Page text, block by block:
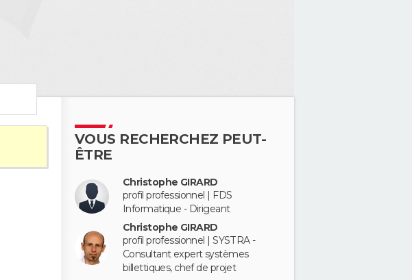
VOUS RECHERCHEZ PEUT-
ÊTRE
Christophe GIRARD
profil professionnel | FDS
Informatique - Dirigeant
Christophe GIRARD
profil professionnel | SYSTRA -
Consultant expert systèmes
billettiques, chef de projet